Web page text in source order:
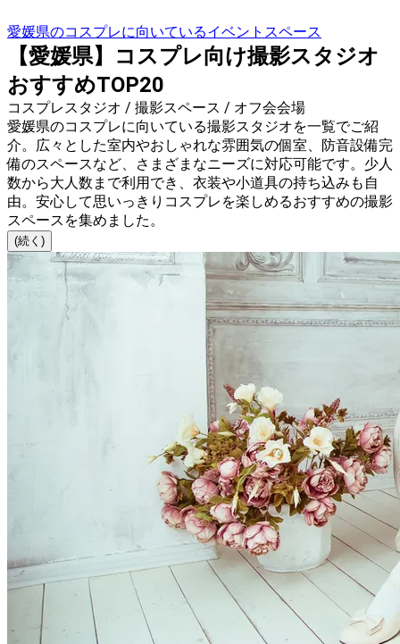
愛媛県のコスプレに向いているイベントスペース
【愛媛県】コスプレ向け撮影スタジオ
おすすめTOP20
コスプレスタジオ / 撮影スペース / オフ会会場
愛媛県のコスプレに向いている撮影スタジオを一覧でご紹
介。広々とした室内やおしゃれな雰囲気の個室、防音設備完
備のスペースなど、さまざまなニーズに対応可能です。少人
数から大人数まで利用でき、衣装や小道具の持ち込みも自
由。安心して思いっきりコスプレを楽しめるおすすめの撮影
スペースを集めました。
(続く)